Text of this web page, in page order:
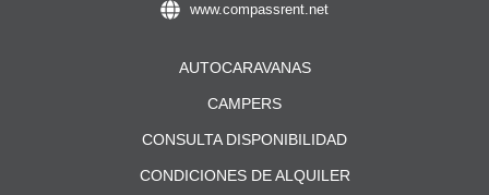
www.compassrent.net
AUTOCARAVANAS
CAMPERS
CONSULTA DISPONIBILIDAD
CONDICIONES DE ALQUILER